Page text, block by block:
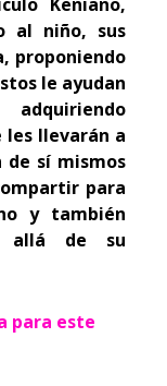
al niño, sus
proponiendo
le ayudan
les llevarán a
de sí mismos
para
y también
allá de su
para este